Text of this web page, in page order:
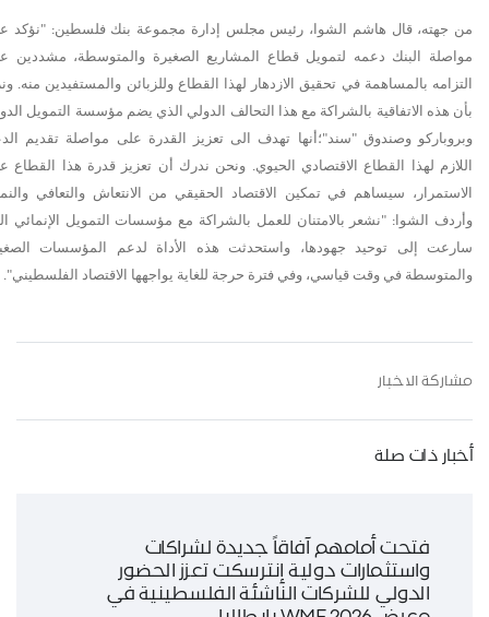
من جهته، قال هاشم الشوا، رئيس مجلس إدارة مجموعة بنك فلسطين: "نؤكد
مواصلة البنك دعمه لتمويل قطاع المشاريع الصغيرة والمتوسطة، مشددين
التزامه بالمساهمة في تحقيق الازدهار لهذا القطاع وللزبائن والمستفيدين منه.
بأن هذه الاتفاقية بالشراكة مع هذا التحالف الدولي الذي يضم مؤسسة التمويل
وبروباركو وصندوق "سند"؛ أنها تهدف الى تعزيز القدرة على مواصلة تقديم
اللازم لهذا القطاع الاقتصادي الحيوي. ونحن ندرك أن تعزيز قدرة هذا القطاع
الاستمرار، سيساهم في تمكين الاقتصاد الحقيقي من الانتعاش والتعافي
وأردف الشوا: "نشعر بالامتنان للعمل بالشراكة مع مؤسسات التمويل الإنمائي
سارعت إلى توحيد جهودها، واستحدثت هذه الأداة لدعم المؤسسات
والمتوسطة في وقت قياسي، وفي فترة حرجة للغاية يواجهها الاقتصاد الفلسطيني".
مشاركة الاخبار
أخبار ذات صلة
فتحت أمامهم آفاقاً جديدة لشراكات
واستثمارات دولية إنترسكت تعزز الحضور
الدولي للشركات الناشئة الفلسطينية في